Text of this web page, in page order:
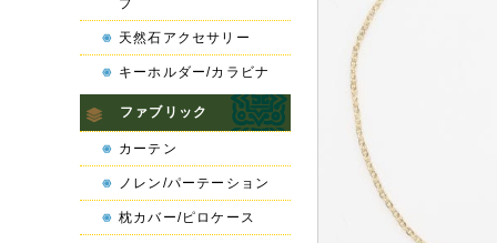
プ
天然石アクセサリー
キーホルダー/カラビナ
ファブリック
カーテン
ノレン/パーテーション
枕カバー/ピロケース